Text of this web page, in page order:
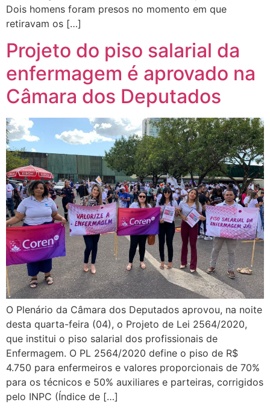
Dois homens foram presos no momento em que
retiravam os […]
Projeto do piso salarial da
enfermagem é aprovado na
Câmara dos Deputados
O Plenário da Câmara dos Deputados aprovou, na noite
desta quarta-feira (04), o Projeto de Lei 2564/2020,
que institui o piso salarial dos profissionais de
Enfermagem. O PL 2564/2020 define o piso de R$
4.750 para enfermeiros e valores proporcionais de 70%
para os técnicos e 50% auxiliares e parteiras, corrigidos
pelo INPC (Índice de […]